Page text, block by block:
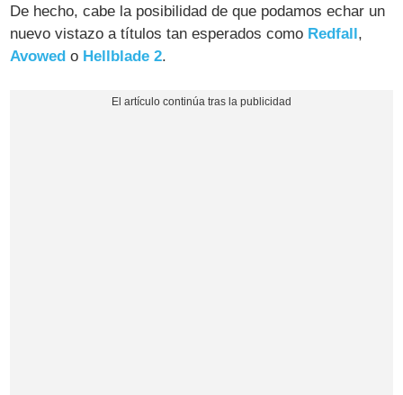
De hecho, cabe la posibilidad de que podamos echar un
nuevo vistazo a títulos tan esperados como Redfall,
Avowed o Hellblade 2.